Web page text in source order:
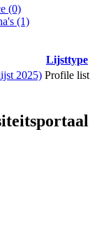
(0)
(1)
Lijsttype
2025) Profile list